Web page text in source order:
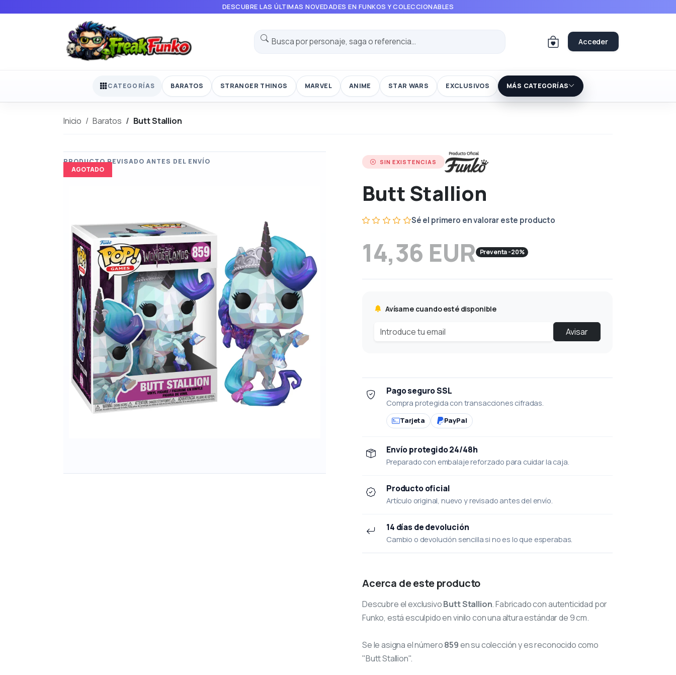
DESCUBRE LAS ÚLTIMAS NOVEDADES EN FUNKOS Y COLECCIONABLES
Acceder
CATEGORÍAS BARATOS STRANGER THINGS MARVEL ANIME STAR WARS EXCLUSIVOS MÁS CATEGORÍAS
Inicio Baratos Butt Stallion
AGOTADO
SIN EXISTENCIAS
Butt Stallion
Sé el primero en valorar este producto
14,36 EUR Preventa -20%
Avísame cuando esté disponible
Avisar
Pago seguro SSL
Compra protegida con transacciones cifradas.
Tarjeta PayPal
Envío protegido 24/48h
Preparado con embalaje reforzado para cuidar la caja.
Producto oficial
Artículo original, nuevo y revisado antes del envío.
14 días de devolución
Cambio o devolución sencilla si no es lo que esperabas.
Acerca de este producto
Descubre el exclusivoButt Stallion. Fabricado con autenticidad por
Funko, está esculpido en vinilo con una altura estándar de 9 cm.
Se le asigna el número859en su colección y es reconocido como
"Butt Stallion".